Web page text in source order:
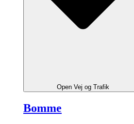
Open Vej og Trafik
Bomme